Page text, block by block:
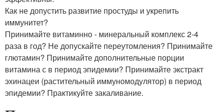
Как не допустить развитие простуды и укрепить
иммунитет?
Принимайте витаминно - минеральный комплекс 2-4
раза в год? Не допускайте переутомления? Принимайте
глютамин? Принимайте дополнительные порции
витамина с в период эпидемии? Принимайте экстракт
эхинацеи (растительный иммуномодулятор) в период
эпидемии? Практикуйте закаливание.